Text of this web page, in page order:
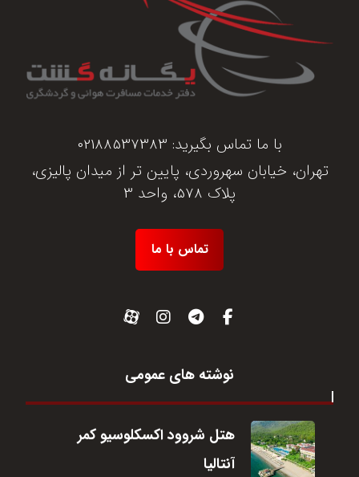
با ما تماس بگیرید: 02188537383
تهران، خیابان سهروردی، پایین تر از میدان پالیزی،
پلاک 578، واحد 3
تماس با ما
نوشته های عمومی
هتل شروود اکسکلوسیو کمر
آنتالیا